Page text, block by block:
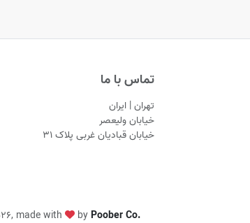
تماس با ما
تهران | ایران
خیابان ولیعصر
خیابان قبادیان غربی پلاک ۳۱
made with byPoober Co.